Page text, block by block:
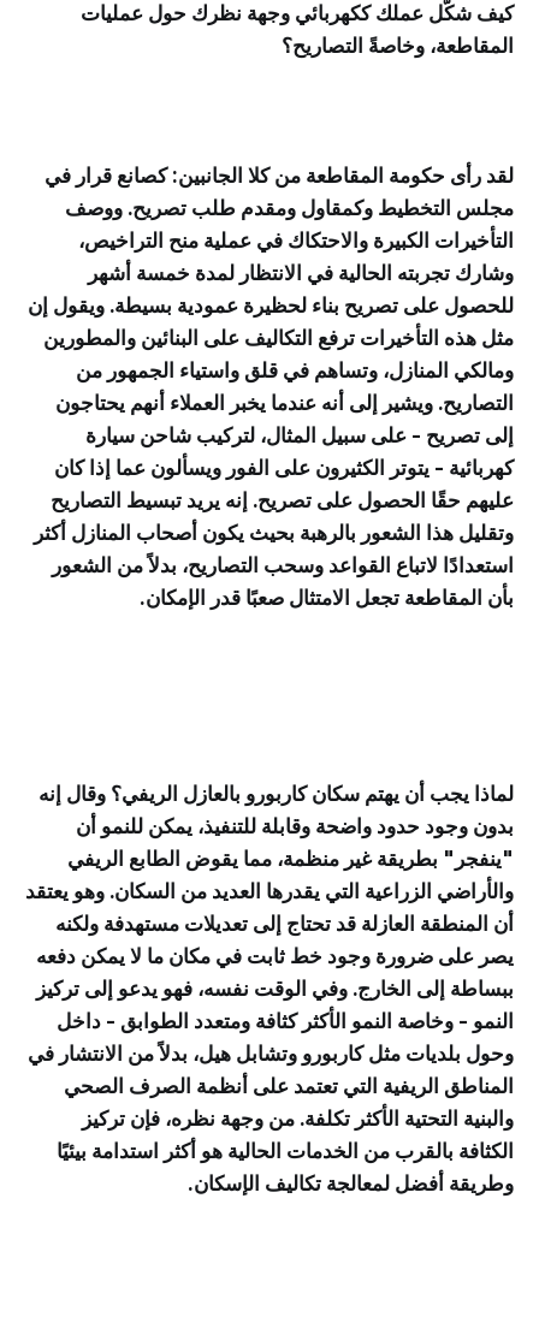
كيف شكّل عملك ككهربائي وجهة نظرك حول عمليات
المقاطعة، وخاصةً التصاريح؟
لقد رأى حكومة المقاطعة من كلا الجانبين: كصانع قرار في
مجلس التخطيط وكمقاول ومقدم طلب تصريح. ووصف
التأخيرات الكبيرة والاحتكاك في عملية منح التراخيص،
وشارك تجربته الحالية في الانتظار لمدة خمسة أشهر
للحصول على تصريح بناء لحظيرة عمودية بسيطة. ويقول إن
مثل هذه التأخيرات ترفع التكاليف على البنائين والمطورين
ومالكي المنازل، وتساهم في قلق واستياء الجمهور من
التصاريح. ويشير إلى أنه عندما يخبر العملاء أنهم يحتاجون
إلى تصريح - على سبيل المثال، لتركيب شاحن سيارة
كهربائية - يتوتر الكثيرون على الفور ويسألون عما إذا كان
عليهم حقًا الحصول على تصريح. إنه يريد تبسيط التصاريح
وتقليل هذا الشعور بالرهبة بحيث يكون أصحاب المنازل أكثر
استعدادًا لاتباع القواعد وسحب التصاريح، بدلاً من الشعور
بأن المقاطعة تجعل الامتثال صعبًا قدر الإمكان.
لماذا يجب أن يهتم سكان كاربورو بالعازل الريفي؟ وقال إنه
بدون وجود حدود واضحة وقابلة للتنفيذ، يمكن للنمو أن
"ينفجر" بطريقة غير منظمة، مما يقوض الطابع الريفي
والأراضي الزراعية التي يقدرها العديد من السكان. وهو يعتقد
أن المنطقة العازلة قد تحتاج إلى تعديلات مستهدفة ولكنه
يصر على ضرورة وجود خط ثابت في مكان ما لا يمكن دفعه
ببساطة إلى الخارج. وفي الوقت نفسه، فهو يدعو إلى تركيز
النمو - وخاصة النمو الأكثر كثافة ومتعدد الطوابق - داخل
وحول بلديات مثل كاربورو وتشابل هيل، بدلاً من الانتشار في
المناطق الريفية التي تعتمد على أنظمة الصرف الصحي
والبنية التحتية الأكثر تكلفة. من وجهة نظره، فإن تركيز
الكثافة بالقرب من الخدمات الحالية هو أكثر استدامة بيئيًا
وطريقة أفضل لمعالجة تكاليف الإسكان.